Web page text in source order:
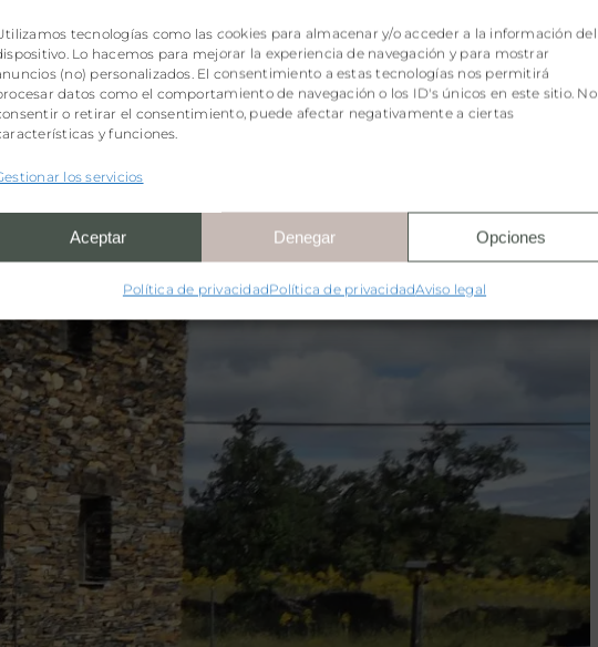
tecnologías como las cookies para almacenar y/o acceder a la información del
Lo hacemos para mejorar la experiencia de navegación y para mostrar
(no) personalizados. El consentimiento a estas tecnologías nos permitirá
datos como el comportamiento de navegación o los ID's únicos en este sitio. No
o retirar el consentimiento, puede afectar negativamente a ciertas
y funciones.
los servicios
Aceptar Denegar Opciones
Política de privacidadPolítica de privacidadAviso legal